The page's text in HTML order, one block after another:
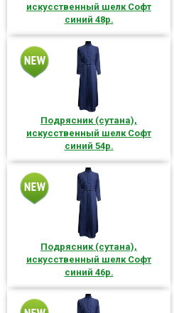
искусственный шелк Софт
синий 48р.
Подрясник (сутана),
искусственный шелк Софт
синий 54р.
Подрясник (сутана),
искусственный шелк Софт
синий 46р.